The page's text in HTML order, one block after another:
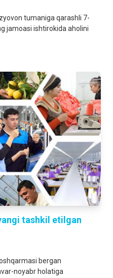
tumaniga qarashli 7-
jamoasi ishtirokida aholini
tashkil etilgan
bergan
noyabr holatiga